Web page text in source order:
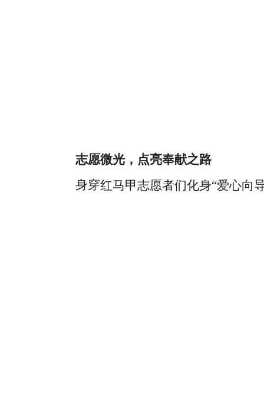
志愿微光，点亮奉献之路
身穿红马甲志愿者们化身“爱心向